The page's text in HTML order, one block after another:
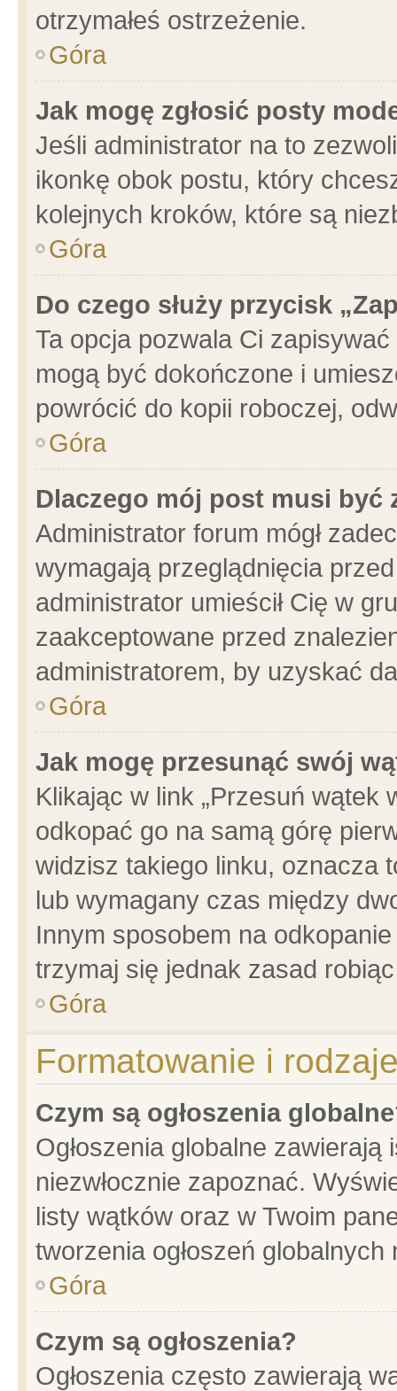
otrzymałeś ostrzeżenie.
Góra
Jak mogę zgłosić posty
Jeśli administrator na to
ikonkę obok postu, który
kolejnych kroków, które są
Góra
Do czego służy przycisk
Ta opcja pozwala Ci
mogą być dokończone i
powrócić do kopii roboczej,
Góra
Dlaczego mój post musi być
Administrator forum mógł
wymagają przeglądnięcia
administrator umieścił Cię w
zaakceptowane przed
administratorem, by uzyskać
Góra
Jak mogę przesunąć swój
Klikając w link „Przesuń wątek
odkopać go na samą górę
widzisz takiego linku, oznacza
lub wymagany czas między
Innym sposobem na
trzymaj się jednak zasad
Góra
Formatowanie i
Czym są ogłoszenia
Ogłoszenia globalne
niezwłocznie zapoznać.
listy wątków oraz w Twoim
tworzenia ogłoszeń
Góra
Czym są ogłoszenia?
Ogłoszenia często zawierają